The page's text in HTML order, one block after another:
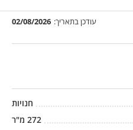
עודכן בתאריך: 02/08/2026
חנויות
272 מ"ר